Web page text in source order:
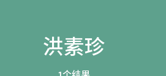
洪素珍